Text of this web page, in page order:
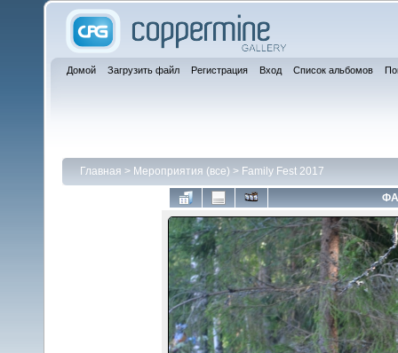
Домой Загрузить файл Регистрация Вход Список альбомов
Главная > Мероприятия (все) > Family Fest 2017